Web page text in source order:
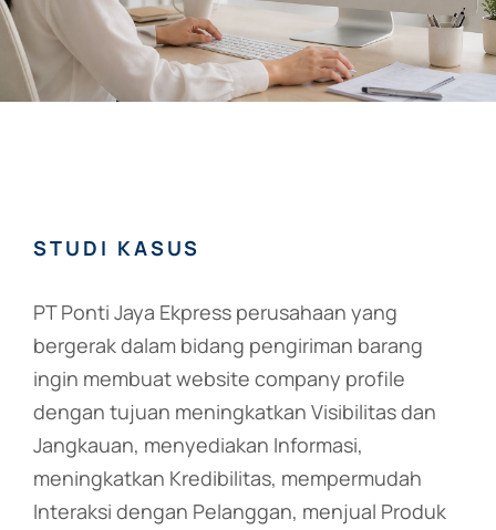
STUDI KASUS
PT Ponti Jaya Ekpress perusahaan yang
bergerak dalam bidang pengiriman barang
ingin membuat website company profile
dengan tujuan meningkatkan Visibilitas dan
Jangkauan, menyediakan Informasi,
meningkatkan Kredibilitas, mempermudah
Interaksi dengan Pelanggan, menjual Produk